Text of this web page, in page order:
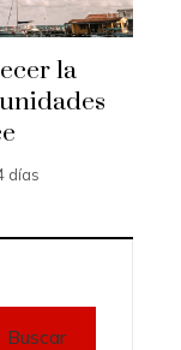
la
días
Buscar